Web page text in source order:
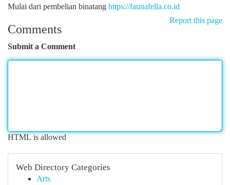
Mulai dari pembelian binatang https://faunafella.co.id
Report this page
Comments
Submit a Comment
HTML is allowed
Web Directory Categories
Arts